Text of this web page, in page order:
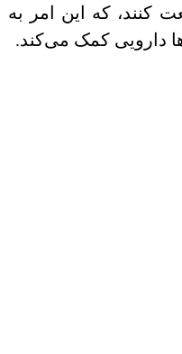
کنند، که این امر به
دارویی کمک می‌کند.